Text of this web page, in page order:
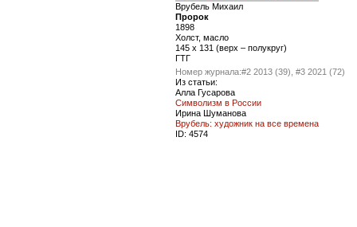
Врубель Михаил
Пророк
1898
Холст, масло
145 х 131 (верх – полукруг)
ГТГ
Номер журнала:#2 2013 (39), #3 2021 (72)
Из статьи:
Алла Гусарова
Символизм в России
Ирина Шуманова
Врубель: художник на все времена
ID: 4574